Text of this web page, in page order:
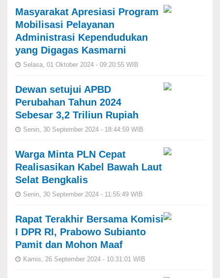
Masyarakat Apresiasi Program
Mobilisasi Pelayanan
Administrasi Kependudukan
yang Digagas Kasmarni
Selasa, 01 Oktober 2024 - 09:20:55 WIB
Dewan setujui APBD
Perubahan Tahun 2024
Sebesar 3,2 Triliun Rupiah
Senin, 30 September 2024 - 18:44:59 WIB
Warga Minta PLN Cepat
Realisasikan Kabel Bawah Laut
Selat Bengkalis
Senin, 30 September 2024 - 11:55:49 WIB
Rapat Terakhir Bersama Komisi
I DPR RI, Prabowo Subianto
Pamit dan Mohon Maaf
Kamis, 26 September 2024 - 10:31:01 WIB